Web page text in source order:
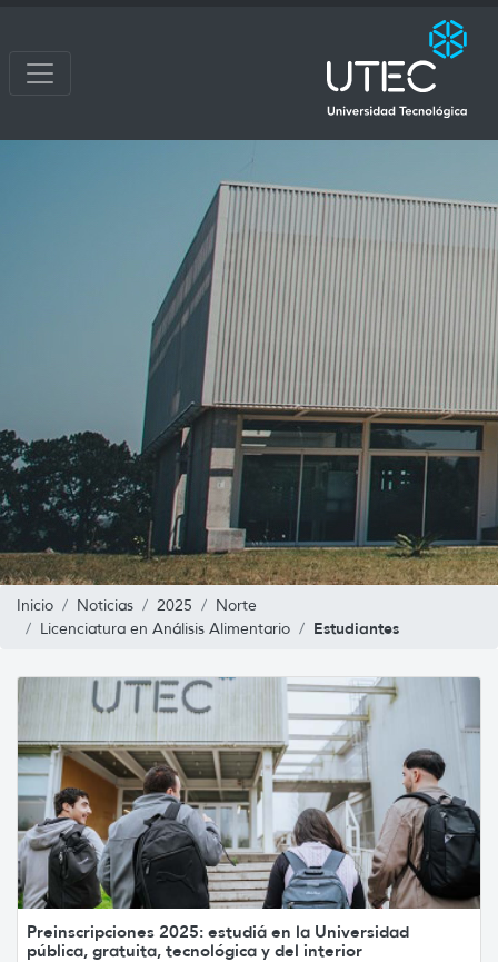
Inicio Noticias 2025
Norte
Licenciatura en Análisis Alimentario
Estudiantes
Preinscripciones 2025: estudiá en la Universidad
pública, gratuita, tecnológica y del interior